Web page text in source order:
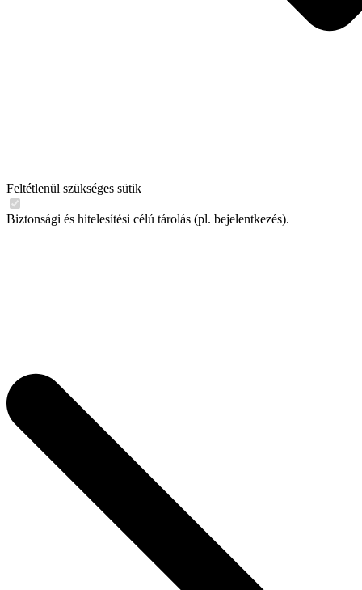
Feltétlenül szükséges sütik
Biztonsági és hitelesítési célú tárolás (pl. bejelentkezés).